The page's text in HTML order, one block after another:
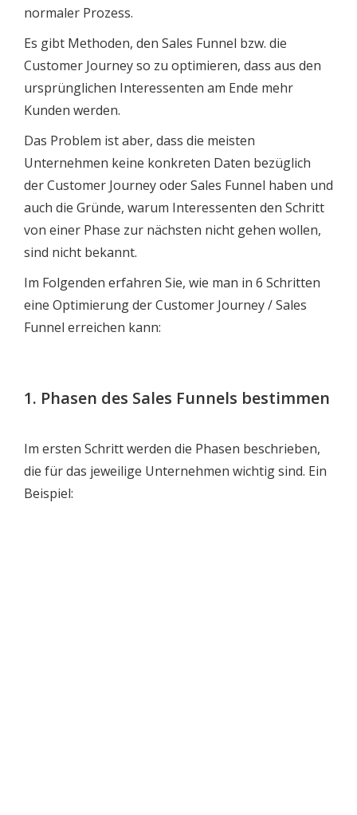
normaler Prozess.
Es gibt Methoden, den Sales Funnel bzw. die
Customer Journey so zu optimieren, dass aus den
ursprünglichen Interessenten am Ende mehr
Kunden werden.
Das Problem ist aber, dass die meisten
Unternehmen keine konkreten Daten bezüglich
der Customer Journey oder Sales Funnel haben und
auch die Gründe, warum Interessenten den Schritt
von einer Phase zur nächsten nicht gehen wollen,
sind nicht bekannt.
Im Folgenden erfahren Sie, wie man in 6 Schritten
eine Optimierung der Customer Journey / Sales
Funnel erreichen kann:
1. Phasen des Sales Funnels bestimmen
Im ersten Schritt werden die Phasen beschrieben,
die für das jeweilige Unternehmen wichtig sind. Ein
Beispiel: